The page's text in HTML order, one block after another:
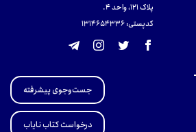
پلاک 121، واحد ۴.
کدپستی: 131465433۶
جست‌وجوی پیشرفته
درخواست کتاب نایاب